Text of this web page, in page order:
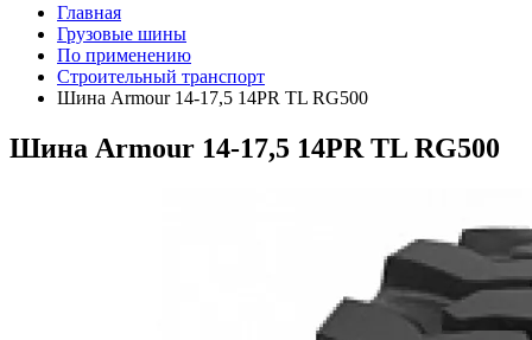
Главная
Грузовые шины
По применению
Строительный транспорт
Шина Armour 14-17,5 14PR TL RG500
Шина Armour 14-17,5 14PR TL RG500